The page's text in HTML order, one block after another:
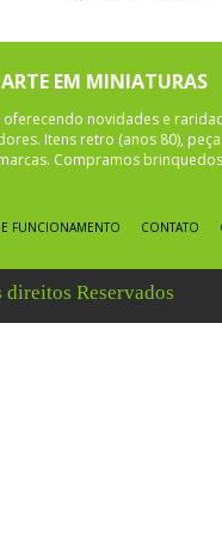
ARTE EM MINIATURAS
oferecendo novidades e
Itens retro (anos 80),
Compramos
FUNCIONAMENTO CONTATO
Reservados